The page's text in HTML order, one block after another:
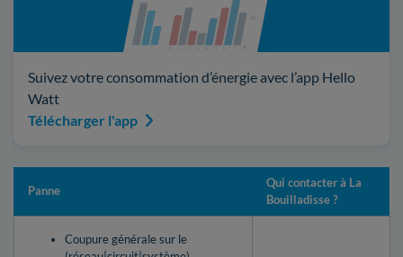
Suivez votre consommation d’énergie avec l’app Hello
Watt
Télécharger l'app
Panne
Qui contacter à La
Bouilladisse ?
Coupure générale sur le